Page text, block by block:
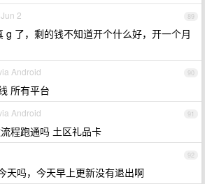
89
Jun 2
g 了，剩的钱不知道开个什么好，开一个月
90
Android
所有平台
91
Android
程跑通吗 土区礼品卡
92
天吗，今天早上更新没有退出啊